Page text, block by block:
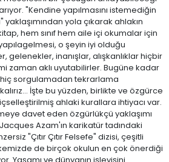
"Kendine yapılmasını istemediğin
yola çıkarak ahlakın
hem sınıf hem aile içi okumalar için
o şeyin iyi olduğu
gelenekler, inanışlar, alışkanlıklar hiçbir
zaman aklı uyutabilirler. Bugüne kadar
sorgulamadan tekrarlama
İşte bu yüzden, birlikte ve özgürce
ahlaki kurallara ihtiyacı var.
davet eden özgürlükçü yaklaşımı
Azam'ın karikatür tadındaki
"Çıtır Çıtır Felsefe" dizisi, çeşitli
de birçok okulun en çok önerdiği